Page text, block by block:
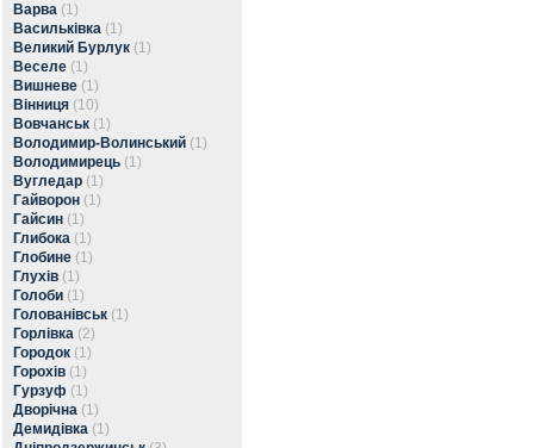
Варва (1)
Васильківка (1)
Великий Бурлук (1)
Веселе (1)
Вишневе (1)
Вінниця (10)
Вовчанськ (1)
Володимир-Волинський (1)
Володимирець (1)
Вугледар (1)
Гайворон (1)
Гайсин (1)
Глибока (1)
Глобине (1)
Глухів (1)
Голоби (1)
Голованівськ (1)
Горлівка (2)
Городок (1)
Горохів (1)
Гурзуф (1)
Дворічна (1)
Демидівка (1)